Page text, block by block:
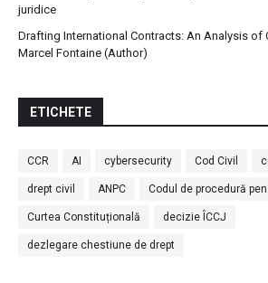
juridice
Drafting International Contracts: An Analysis of
Marcel Fontaine (Author)
ETICHETE
CCR AI cybersecurity Cod Civil
drept civil ANPC Codul de procedură
Curtea Constituțională decizie ÎCCJ
dezlegare chestiune de drept